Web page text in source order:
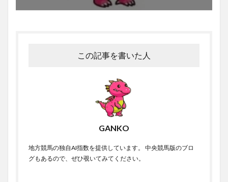
この記事を書いた人
GANKO
地方競馬の独自AI指数を提供しています。 中央競馬版のブロ
グもあるので、ぜひ覗いてみてください。